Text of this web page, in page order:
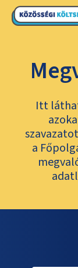
Itt
a